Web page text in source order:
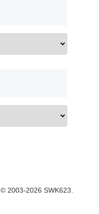
© 2003-2026 SWK623.